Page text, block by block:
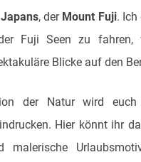
, der Mount Fuji. Ich
Fuji Seen zu
Blicke auf den
der Natur wird
Hier könnt ihr
malerische